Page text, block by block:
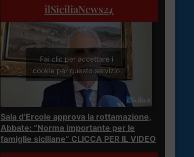
ilSiciliaNews24
Fai clic per accettare i
cookie per questo servizio
Sala d’Ercole approva la rottamazione,
Abbate: “Norma importante per le
famiglie siciliane” CLICCA PER IL VIDEO